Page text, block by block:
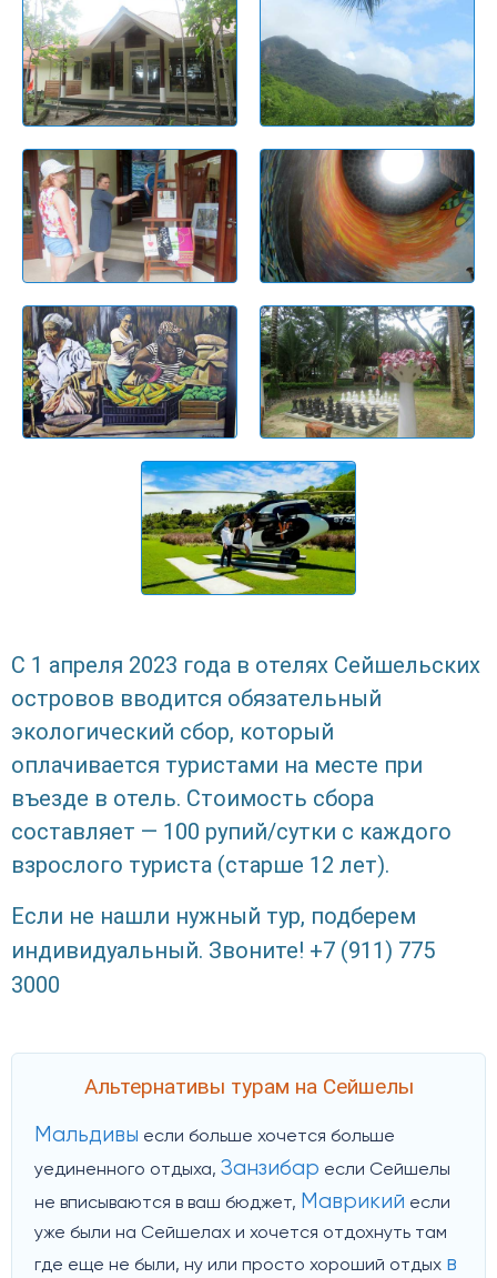
С 1 апреля 2023 года в отелях Сейшельских
островов вводится обязательный
экологический сбор, который
оплачивается туристами на месте при
въезде в отель. Стоимость сбора
составляет — 100 рупий/сутки с каждого
взрослого туриста (старше 12 лет).
Если не нашли нужный тур, подберем
индивидуальный. Звоните! +7 (911) 775
3000
Альтернативы турам на Сейшелы
Мальдивы если больше хочется больше
уединенного отдыха, Занзибар если Сейшелы
не вписываются в ваш бюджет, Маврикий если
уже были на Сейшелах и хочется отдохнуть там
где еще не были, ну или просто хороший отдых в